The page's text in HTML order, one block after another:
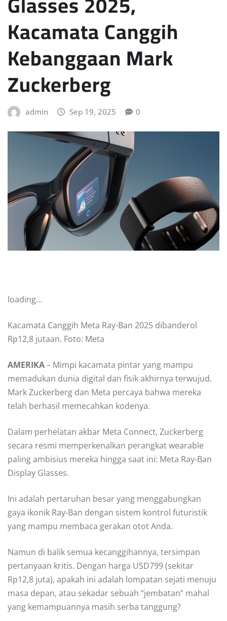
Kacamata Canggih
Kebanggaan Mark
Zuckerberg
admin Sep 19, 2025 0
loading…
Kacamata Canggih Meta Ray-Ban 2025 dibanderol
Rp12,8 jutaan. Foto: Meta
AMERIKA– Mimpi kacamata pintar yang mampu
memadukan dunia digital dan fisik akhirnya terwujud.
Mark Zuckerberg dan Meta percaya bahwa mereka
telah berhasil memecahkan kodenya.
Dalam perhelatan akbar Meta Connect, Zuckerberg
secara resmi memperkenalkan perangkat wearable
paling ambisius mereka hingga saat ini: Meta Ray-Ban
Display Glasses.
Ini adalah pertaruhan besar yang menggabungkan
gaya ikonik Ray-Ban dengan sistem kontrol futuristik
yang mampu membaca gerakan otot Anda.
Namun di balik semua kecanggihannya, tersimpan
pertanyaan kritis. Dengan harga USD799 (sekitar
Rp12,8 juta), apakah ini adalah lompatan sejati menuju
masa depan, atau sekadar sebuah “jembatan” mahal
yang kemampuannya masih serba tanggung?